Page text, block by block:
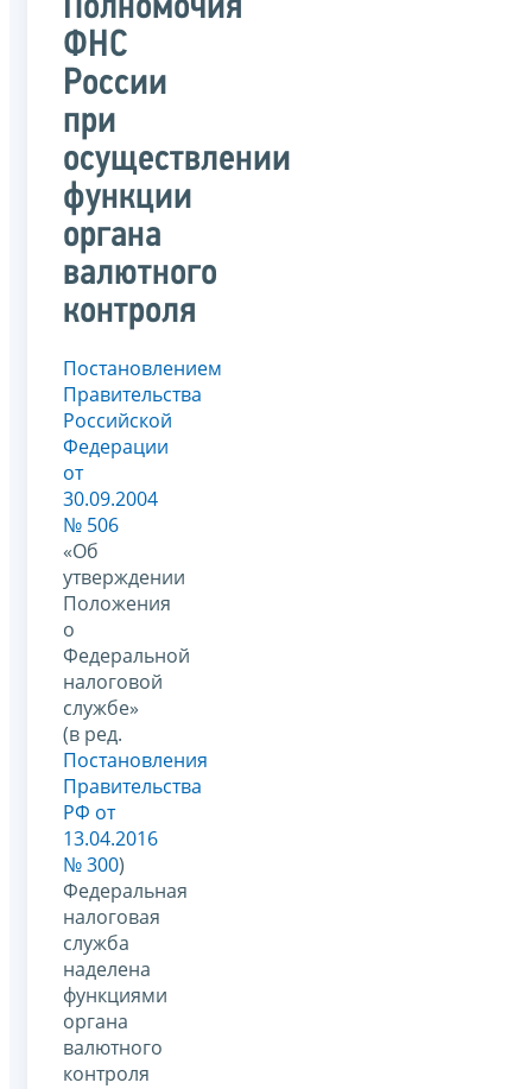
Полномочия
ФНС
России
при
осуществлении
функции
органа
валютного
контроля
Постановлением
Правительства
Российской
Федерации
от
30.09.2004
№ 506
«Об
утверждении
Положения
о
Федеральной
налоговой
службе»
(в ред.
Постановления
Правительства
РФ от
13.04.2016
№ 300)
Федеральная
налоговая
служба
наделена
функциями
органа
валютного
контроля